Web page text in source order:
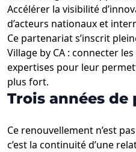
Accélérer la visibilité
d’acteurs nationaux et
Ce partenariat s’inscrit
Village by CA : connecter
expertises pour leur
plus fort.
Trois années de
Ce renouvellement n’est
c’est la continuité d’une